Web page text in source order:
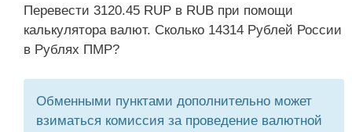
Перевести 3120.45 RUP в RUB при помощи
калькулятора валют. Сколько 14314 Рублей России
в Рублях ПМР?
Обменными пунктами дополнительно может
взиматься комиссия за проведение валютной